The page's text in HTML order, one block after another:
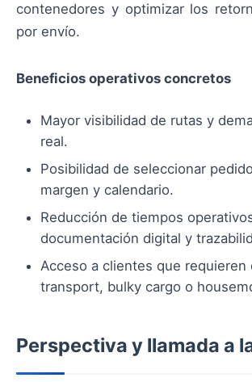
contenedores y optimizar los
por envío.
Beneficios operativos concretos
Mayor visibilidad de rutas y
real.
Posibilidad de seleccionar
margen y calendario.
Reducción de tiempos
documentación digital y
Acceso a clientes que requieren
transport, bulky cargo o
Perspectiva y llamada a